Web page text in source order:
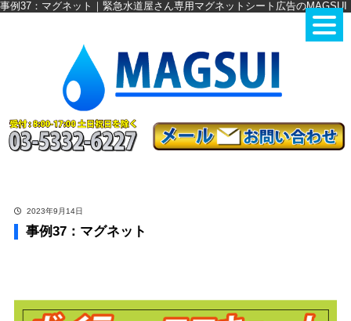
事例37：マグネット｜緊急水道屋さん専用マグネットシート広告のMAGSUI
2023年9月14日
事例37：マグネット